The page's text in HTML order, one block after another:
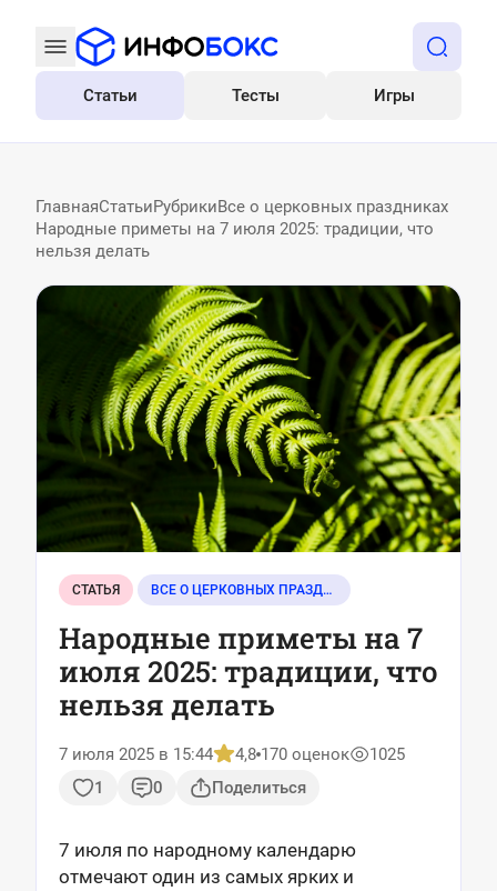
Все
Статьи Тесты Игры
ГлавнаяСтатьиРубрикиВсе о церковных праздниках
Народные приметы на 7 июля 2025: традиции, что
нельзя делать
СТАТЬЯ ВСЕ О ЦЕРКОВНЫХ ПРАЗДНИКАХ
Народные приметы на 7
июля 2025: традиции, что
нельзя делать
7 июля 2025 в 15:44 4,8 170 оценок
1025
1
0 Поделиться
7 июля по народному календарю
отмечают один из самых ярких и